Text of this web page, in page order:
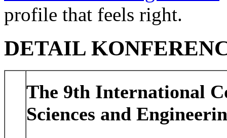
profile that feels right.
DETAIL
The 9th International
Sciences and